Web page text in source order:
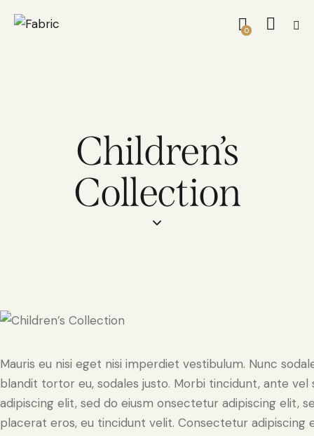
0
Children’s
Collection
Mauris eu nisi eget nisi imperdiet vestibulum. Nunc
blandit tortor eu, sodales justo. Morbi tincidunt, ante
adipiscing elit, sed do eiusm onsectetur adipiscing elit,
placerat eros, eu tincidunt velit. Consectetur adipiscing